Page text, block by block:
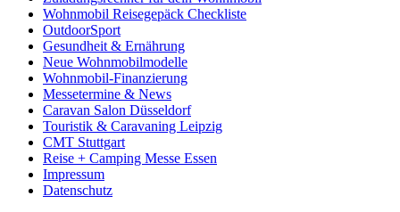
Wohnmobil Reisegepäck Checkliste
OutdoorSport
Gesundheit & Ernährung
Neue Wohnmobilmodelle
Wohnmobil-Finanzierung
Messetermine & News
Caravan Salon Düsseldorf
Touristik & Caravaning Leipzig
CMT Stuttgart
Reise + Camping Messe Essen
Impressum
Datenschutz